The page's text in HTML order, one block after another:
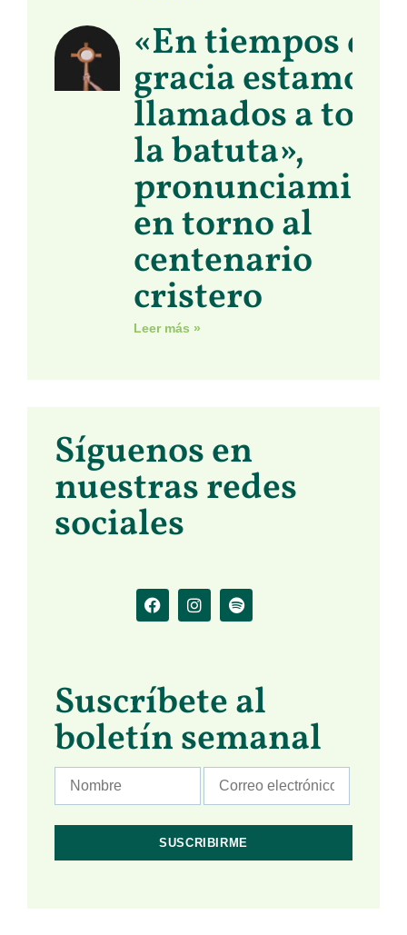
«En tiempos de
gracia estamos
llamados a
la batuta»,
en torno al
centenario
cristero
Leer más »
Síguenos en
nuestras redes
sociales
Suscríbete al
boletín semanal